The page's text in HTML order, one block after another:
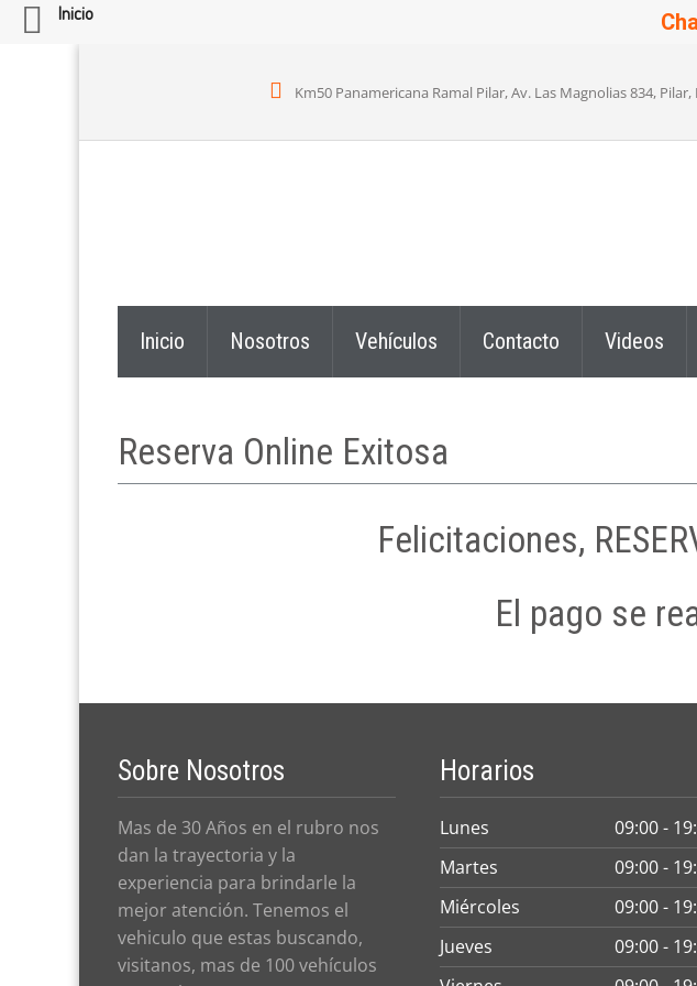
Km50 Panamericana Ramal Pilar, Av. Las Magnolias 834, Pilar,
Inicio Nosotros Vehículos Contacto Videos
Reserva Online Exitosa
Felicitaciones,
El pago se
Sobre Nosotros
Mas de 30 Años en el rubro nos
dan la trayectoria y la
experiencia para brindarle la
mejor atención. Tenemos el
vehiculo que estas buscando,
visitanos, mas de 100 vehículos
Horarios
Lunes
09:00 -
Martes
09:00 -
Miércoles
09:00 -
Jueves
09:00 -
Inicio